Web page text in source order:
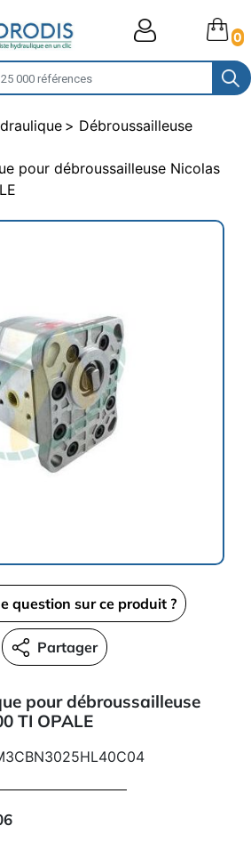
0
Débroussailleuse
pour débroussailleuse Nicolas
question sur ce produit ?
Partager
pour débroussailleuse
TI OPALE